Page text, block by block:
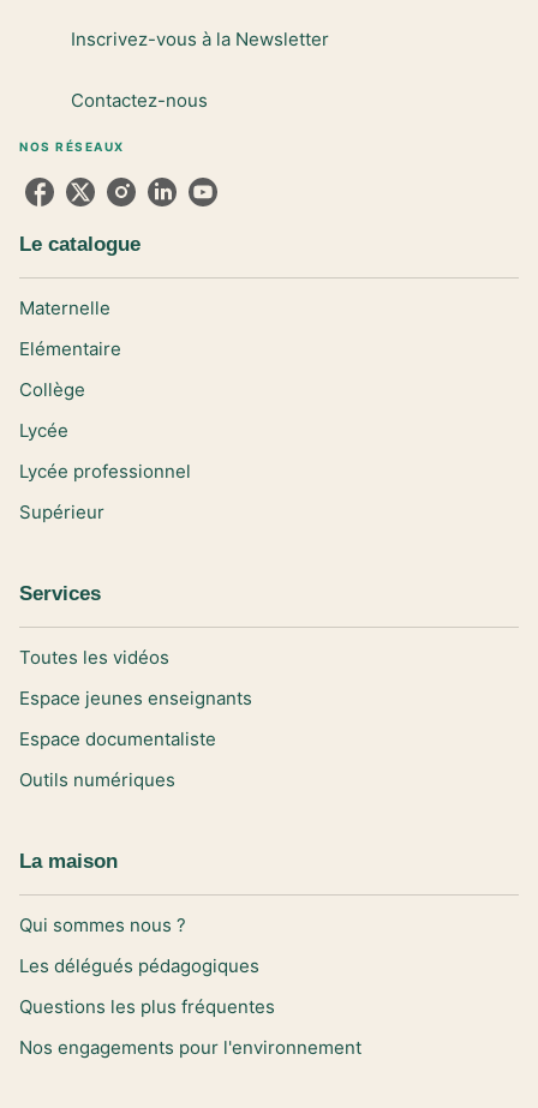
Inscrivez-vous à la Newsletter
Contactez-nous
NOS RÉSEAUX
Le catalogue
Maternelle
Elémentaire
Collège
Lycée
Lycée professionnel
Supérieur
Services
Toutes les vidéos
Espace jeunes enseignants
Espace documentaliste
Outils numériques
La maison
Qui sommes nous ?
Les délégués pédagogiques
Questions les plus fréquentes
Nos engagements pour l'environnement